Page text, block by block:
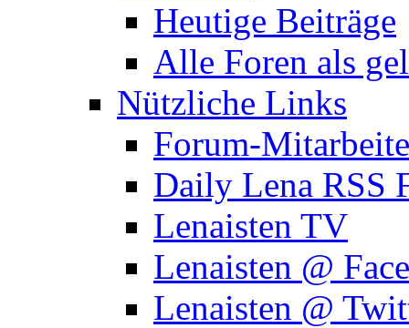
Heutige Beiträge
Alle Foren als
Nützliche Links
Forum-
Daily Lena RSS
Lenaisten TV
Lenaisten @
Lenaisten @